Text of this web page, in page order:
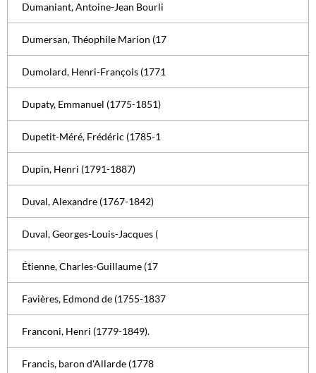
Dumaniant, Antoine-Jean Bourli
Dumersan, Théophile Marion (17
Dumolard, Henri-François (1771
Dupaty, Emmanuel (1775-1851)
Dupetit-Méré, Frédéric (1785-1
Dupin, Henri (1791-1887)
Duval, Alexandre (1767-1842)
Duval, Georges-Louis-Jacques (
Étienne, Charles-Guillaume (17
Favières, Edmond de (1755-1837
Franconi, Henri (1779-1849).
Francis, baron d'Allarde (1778